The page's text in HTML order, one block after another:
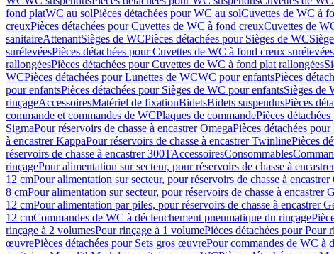
fond platWC au solPièces détachées pour WC au solCuvettes de WC à
creuxPièces détachées pour Cuvettes de WC à fond creuxCuvettes de
sanitaireAttenantSièges de WCPièces détachées pour Sièges de WC
surélevéesPièces détachées pour Cuvettes de WC à fond creux surélevées
rallongéesPièces détachées pour Cuvettes de WC à fond plat rallongées
WCPièces détachées pour Lunettes de WCWC pour enfantsPièces
pour enfantsPièces détachées pour Sièges de WC pour enfantsSièges de
rinçageAccessoiresMatériel de fixationBidetsBidets suspendusPièces
commande et commandes de WCPlaques de commandePièces
SigmaPour réservoirs de chasse à encastrer OmegaPièces détachées
à encastrer KappaPour réservoirs de chasse à encastrer TwinlinePièces
réservoirs de chasse à encastrer 300TAccessoiresConsommables
rinçagePour alimentation sur secteur, pour réservoirs de chasse à
12 cmPour alimentation sur secteur, pour réservoirs de chasse à
8 cmPour alimentation sur secteur, pour réservoirs de chasse à encastrer
12 cmPour alimentation par piles, pour réservoirs de chasse à encastrer
12 cmCommandes de WC à déclenchement pneumatique du rinçage
rinçage à 2 volumesPour rinçage à 1 volumePièces détachées pour Pour
œuvrePièces détachées pour Sets gros œuvrePour commandes de WC à